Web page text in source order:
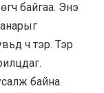
байгаа. Энэ
ч тэр. Тэр
байна.